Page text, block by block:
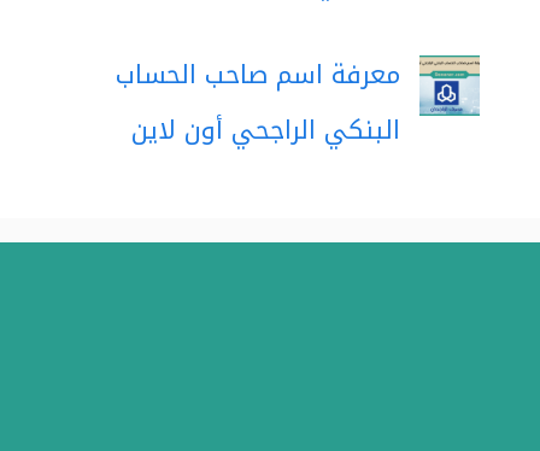
معرفة اسم صاحب الحساب
البنكي الراجحي أون لاين